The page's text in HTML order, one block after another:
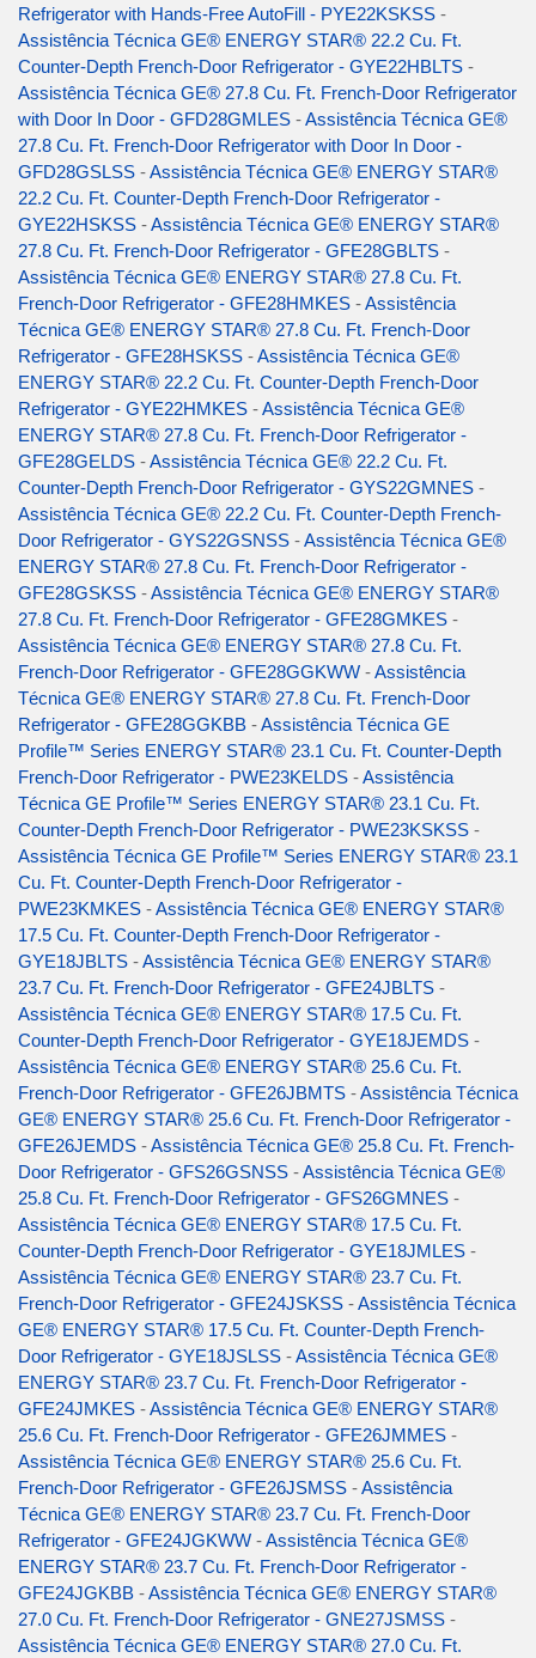
Refrigerator with Hands-Free AutoFill - PYE22KSKSS -
Assistência Técnica GE® ENERGY STAR® 22.2 Cu. Ft.
Counter-Depth French-Door Refrigerator - GYE22HBLTS -
Assistência Técnica GE® 27.8 Cu. Ft. French-Door Refrigerator
with Door In Door - GFD28GMLES -Assistência Técnica GE®
27.8 Cu. Ft. French-Door Refrigerator with Door In Door -
GFD28GSLSS -Assistência Técnica GE® ENERGY STAR®
22.2 Cu. Ft. Counter-Depth French-Door Refrigerator -
GYE22HSKSS -Assistência Técnica GE® ENERGY STAR®
27.8 Cu. Ft. French-Door Refrigerator - GFE28GBLTS -
Assistência Técnica GE® ENERGY STAR® 27.8 Cu. Ft.
French-Door Refrigerator - GFE28HMKES -Assistência
Técnica GE® ENERGY STAR® 27.8 Cu. Ft. French-Door
Refrigerator - GFE28HSKSS -Assistência Técnica GE®
ENERGY STAR® 22.2 Cu. Ft. Counter-Depth French-Door
Refrigerator - GYE22HMKES -Assistência Técnica GE®
ENERGY STAR® 27.8 Cu. Ft. French-Door Refrigerator -
GFE28GELDS -Assistência Técnica GE® 22.2 Cu. Ft.
Counter-Depth French-Door Refrigerator - GYS22GMNES -
Assistência Técnica GE® 22.2 Cu. Ft. Counter-Depth French-
Door Refrigerator - GYS22GSNSS -Assistência Técnica GE®
ENERGY STAR® 27.8 Cu. Ft. French-Door Refrigerator -
GFE28GSKSS -Assistência Técnica GE® ENERGY STAR®
27.8 Cu. Ft. French-Door Refrigerator - GFE28GMKES -
Assistência Técnica GE® ENERGY STAR® 27.8 Cu. Ft.
French-Door Refrigerator - GFE28GGKWW -Assistência
Técnica GE® ENERGY STAR® 27.8 Cu. Ft. French-Door
Refrigerator - GFE28GGKBB -Assistência Técnica GE
Profile™ Series ENERGY STAR® 23.1 Cu. Ft. Counter-Depth
French-Door Refrigerator - PWE23KELDS -Assistência
Técnica GE Profile™ Series ENERGY STAR® 23.1 Cu. Ft.
Counter-Depth French-Door Refrigerator - PWE23KSKSS -
Assistência Técnica GE Profile™ Series ENERGY STAR® 23.1
Cu. Ft. Counter-Depth French-Door Refrigerator -
PWE23KMKES -Assistência Técnica GE® ENERGY STAR®
17.5 Cu. Ft. Counter-Depth French-Door Refrigerator -
GYE18JBLTS -Assistência Técnica GE® ENERGY STAR®
23.7 Cu. Ft. French-Door Refrigerator - GFE24JBLTS -
Assistência Técnica GE® ENERGY STAR® 17.5 Cu. Ft.
Counter-Depth French-Door Refrigerator - GYE18JEMDS -
Assistência Técnica GE® ENERGY STAR® 25.6 Cu. Ft.
French-Door Refrigerator - GFE26JBMTS -Assistência Técnica
GE® ENERGY STAR® 25.6 Cu. Ft. French-Door Refrigerator -
GFE26JEMDS -Assistência Técnica GE® 25.8 Cu. Ft. French-
Door Refrigerator - GFS26GSNSS -Assistência Técnica GE®
25.8 Cu. Ft. French-Door Refrigerator - GFS26GMNES -
Assistência Técnica GE® ENERGY STAR® 17.5 Cu. Ft.
Counter-Depth French-Door Refrigerator - GYE18JMLES -
Assistência Técnica GE® ENERGY STAR® 23.7 Cu. Ft.
French-Door Refrigerator - GFE24JSKSS -Assistência Técnica
GE® ENERGY STAR® 17.5 Cu. Ft. Counter-Depth French-
Door Refrigerator - GYE18JSLSS -Assistência Técnica GE®
ENERGY STAR® 23.7 Cu. Ft. French-Door Refrigerator -
GFE24JMKES -Assistência Técnica GE® ENERGY STAR®
25.6 Cu. Ft. French-Door Refrigerator - GFE26JMMES -
Assistência Técnica GE® ENERGY STAR® 25.6 Cu. Ft.
French-Door Refrigerator - GFE26JSMSS -Assistência
Técnica GE® ENERGY STAR® 23.7 Cu. Ft. French-Door
Refrigerator - GFE24JGKWW -Assistência Técnica GE®
ENERGY STAR® 23.7 Cu. Ft. French-Door Refrigerator -
GFE24JGKBB -Assistência Técnica GE® ENERGY STAR®
27.0 Cu. Ft. French-Door Refrigerator - GNE27JSMSS -
Assistência Técnica GE® ENERGY STAR® 27.0 Cu. Ft.